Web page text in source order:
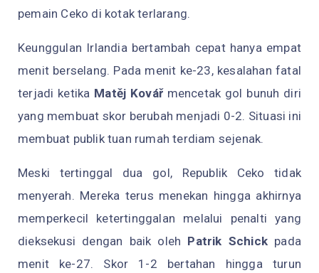
pemain Ceko di kotak terlarang.
Keunggulan Irlandia bertambah cepat hanya empat
menit berselang. Pada menit ke-23, kesalahan fatal
terjadi ketika Matěj Kovářmencetak gol bunuh diri
yang membuat skor berubah menjadi 0-2. Situasi ini
membuat publik tuan rumah terdiam sejenak.
Meski tertinggal dua gol, Republik Ceko tidak
menyerah. Mereka terus menekan hingga akhirnya
memperkecil ketertinggalan melalui penalti yang
dieksekusi dengan baik oleh Patrik Schick pada
menit ke-27. Skor 1-2 bertahan hingga turun